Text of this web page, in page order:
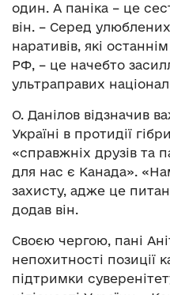
один. А паніка – це
він. – Серед
наративів, які
РФ, – це начебто
ультраправих
О. Данілов відзначив
Україні в протидії
«справжніх друзів та
для нас є Канада».
захисту, адже це
додав він.
Своєю чергою, пані
непохитності позиції
підтримки